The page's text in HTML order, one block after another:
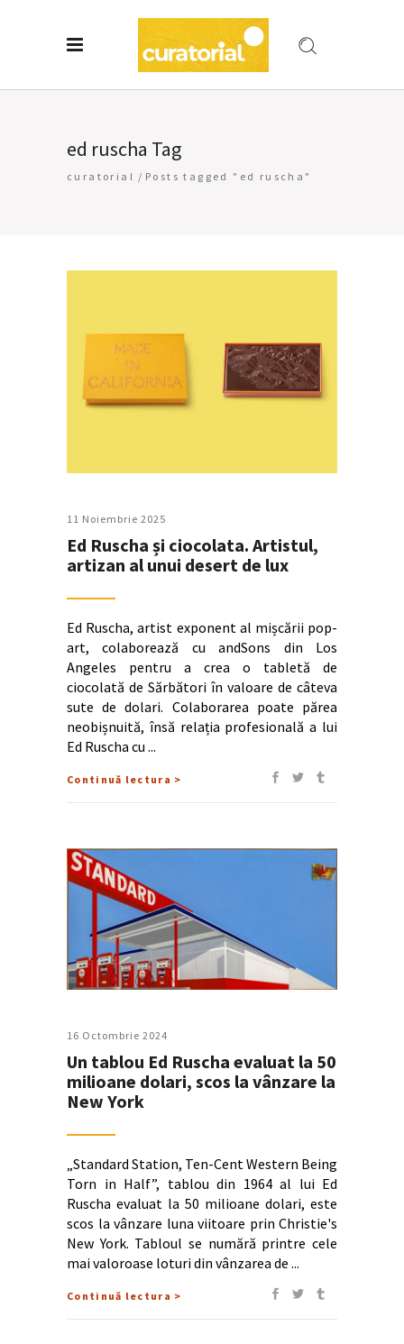
ed ruscha Tag
curatorial / Posts tagged "ed ruscha"
11 Noiembrie 2025
Ed Ruscha și ciocolata. Artistul,
artizan al unui desert de lux
Ed Ruscha, artist exponent al mișcării pop-
art, colaborează cu andSons din Los
Angeles pentru a crea o tabletă de
ciocolată de Sărbători în valoare de câteva
sute de dolari. Colaborarea poate părea
neobișnuită, însă relația profesională a lui
Ed Ruscha cu
Continuă lectura >
16 Octombrie 2024
Un tablou Ed Ruscha evaluat la 50
milioane dolari, scos la vânzare la
New York
„Standard Station, Ten-Cent Western Being
Torn in Half”, tablou din 1964 al lui Ed
Ruscha evaluat la 50 milioane dolari, este
scos la vânzare luna viitoare prin Christie's
New York. Tabloul se numără printre cele
mai valoroase loturi din vânzarea de
Continuă lectura >